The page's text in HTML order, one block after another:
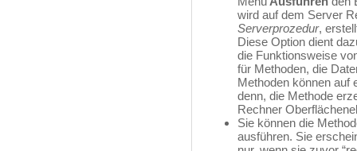
wird auf dem Server
Serverprozedur,
Diese Option dient
die Funktionsweise
für Methoden, die
Methoden können auf
denn, die Methode
Rechner
Sie können die
ausführen. Sie